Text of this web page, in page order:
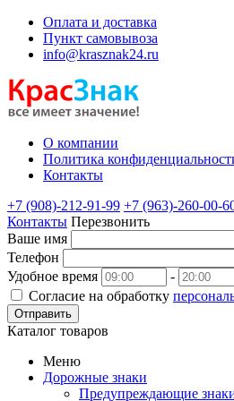
Оплата и доставка
Пункт самовывоза
info@krasznak24.ru
О компании
Политика
Контакты
+7 (908)-212-91-99 +7 (963)-260-00-
Контакты Перезвонить
Ваше имя
Телефон
Удобное время
-
Согласие на обработку
Отправить
Каталог товаров
Меню
Дорожные знаки
Предупреждающие